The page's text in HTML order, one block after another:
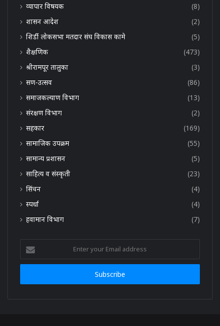
व्यापार विषयक
(8)
शासन आदेश
(2)
शिर्डी लोकसभा मतदार संघ विकास कामे
(5)
शैक्षणिक
(473)
श्रीरामपूर तालुका
(3)
सण-उत्सव
(86)
समाजकल्याण विभाग
(13)
संरक्षण विभाग
(2)
सहकार
(169)
सामाजिक उपक्रम
(55)
सामान्य प्रशासन
(5)
साहित्य व संस्कृती
(23)
सिंचन
(4)
स्पर्धा
(4)
हवामान विभाग
(7)
your
Email